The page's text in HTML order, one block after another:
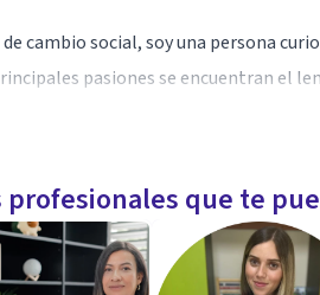
cambio social, soy una persona
pasiones se encuentran el
sociales y defender derechos
por tanto, también en el espacio
profesionales que te